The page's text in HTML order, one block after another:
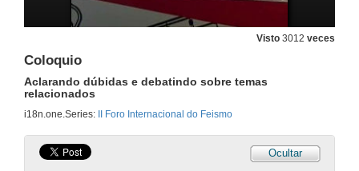
Visto 3012 veces
Coloquio
Aclarando dúbidas e debatindo sobre temas
relacionados
i18n.one.Series: II Foro Internacional do Feismo
Ocultar
Coloquio
5 de maio de 2007
Intervención de Xerardo Pereiro